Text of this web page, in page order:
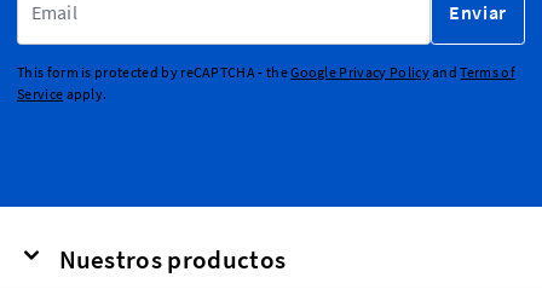
Enviar
This form is protected by reCAPTCHA - theGoogle Privacy PolicyandTerms of
Service apply.
Nuestros productos